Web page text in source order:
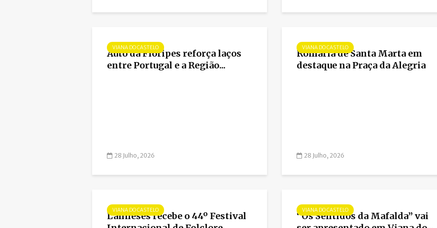
VIANA DO CASTELO
Auto da Floripes reforça laços
entre Portugal e a Região...
28 Julho, 2026
VIANA DO CASTELO
Romaria de Santa Marta em
destaque na Praça da Alegria
28 Julho, 2026
VIANA DO CASTELO
Lanheses recebe o 44º Festival
VIANA DO CASTELO
“Os Sentidos da Mafalda” vai